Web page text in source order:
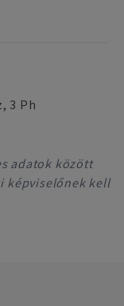
3 Ph
adatok között
képviselőnek kell